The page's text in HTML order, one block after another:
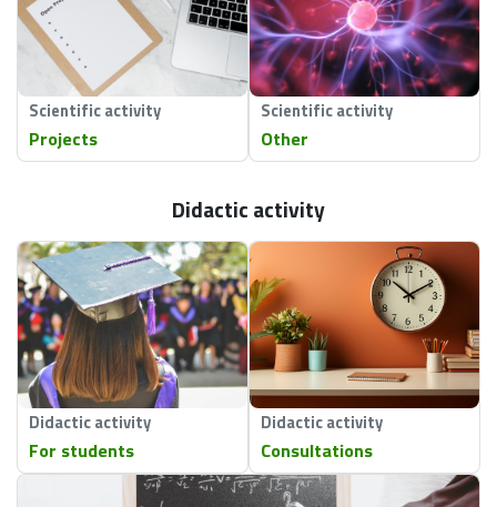
Scientific activity
Projects
Scientific activity
Other
Didactic activity
Didactic activity
For students
Didactic activity
Consultations